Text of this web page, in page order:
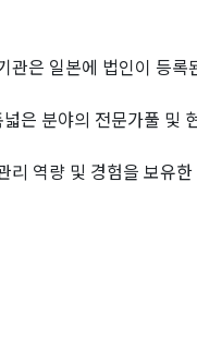
관은 일본에 법인이 등록
은 분야의 전문가풀 및
리 역량 및 경험을 보유